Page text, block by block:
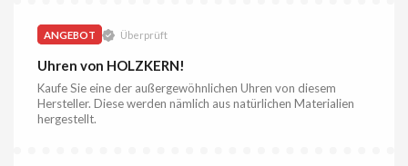
ANGEBOT Überprüft
Uhren von HOLZKERN!
Kaufe Sie eine der außergewöhnlichen Uhren von diesem
Hersteller. Diese werden nämlich aus natürlichen Materialien
hergestellt.